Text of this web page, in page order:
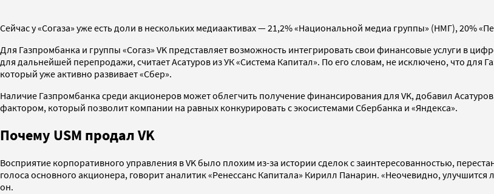
Сейчас у «Согаза» уже есть доли в нескольких медиаактивах — 21,2% «Национальной медиа группы» (НМГ), 20%
Для Газпромбанка и группы «Согаз» VK представляет возможность интегрировать свои финансовые услуги в
для дальнейшей перепродажи, считает Асатуров из УК «Система Капитал». По его словам, не исключено, что для
который уже активно развивает «Сбер».
Наличие Газпромбанка среди акционеров может облегчить получение финансирования для VK, добавил
фактором, который позволит компании на равных конкурировать с экосистемами Сбербанка и «Яндекса».
Почему USM продал VK
Восприятие корпоративного управления в VK было плохим из-за истории сделок с заинтересованностью,
голоса основного акционера, говорит аналитик «Ренессанс Капитала» Кирилл Панарин. «Неочевидно,
он.